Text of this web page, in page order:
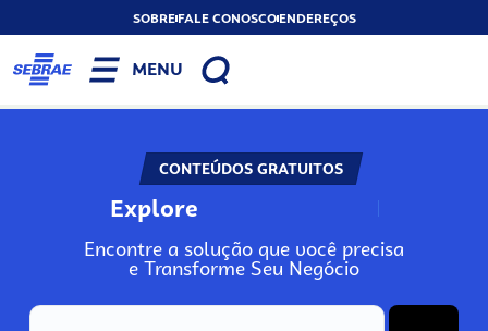
SOBREFALE CONOSCOENDEREÇOS
MENU
CONTEÚDOS GRATUITOS
Explore N
Encontre a solução que você precisa
e Transforme Seu Negócio